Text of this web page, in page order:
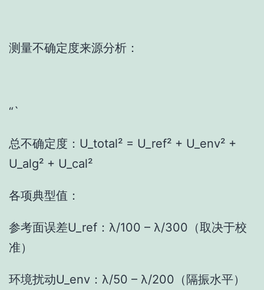
测量不确定度来源分析：
“`
总不确定度：U_total² = U_ref² + U_env² +
U_alg² + U_cal²
各项典型值：
参考面误差U_ref：λ/100 – λ/300（取决于校
准）
环境扰动U_env：λ/50 – λ/200（隔振水平）